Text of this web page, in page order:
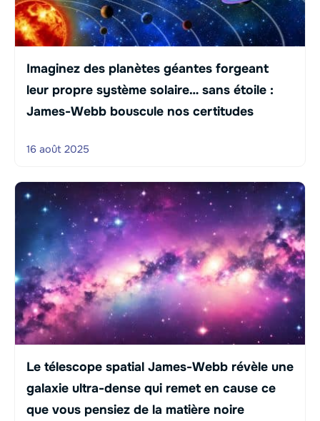
Imaginez des planètes géantes forgeant
leur propre système solaire… sans étoile :
James-Webb bouscule nos certitudes
16 août 2025
Le télescope spatial James-Webb révèle une
galaxie ultra-dense qui remet en cause ce
que vous pensiez de la matière noire